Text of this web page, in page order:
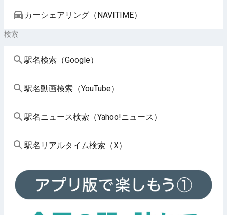
カーシェアリング（NAVITIME）
検索
駅名検索（Google）
駅名動画検索（YouTube）
駅名ニュース検索（Yahoo!ニュース）
駅名リアルタイム検索（X）